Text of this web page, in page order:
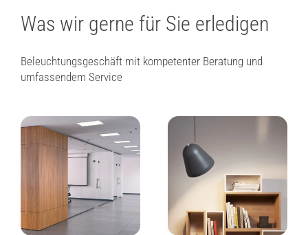
Was wir gerne für Sie erledigen
Beleuchtungsgeschäft mit kompetenter Beratung und
umfassendem Service